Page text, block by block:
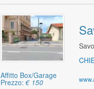
Affitto Box/Garage
Prezzo:€ 150